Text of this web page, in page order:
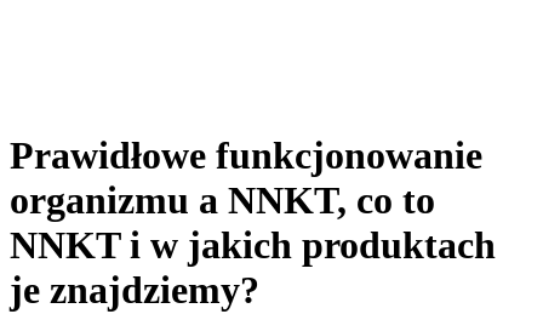
Prawidłowe funkcjonowanie
organizmu a NNKT, co to
NNKT i w jakich produktach
je znajdziemy?